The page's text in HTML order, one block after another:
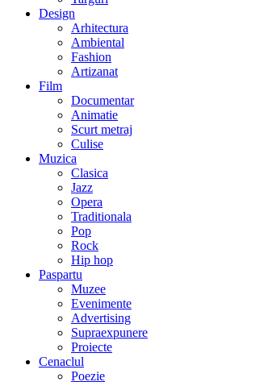
Design
Arhitectura
Ambiental
Fashion
Artizanat
Film
Documentar
Animatie
Scurt metraj
Culise
Muzica
Clasica
Jazz
Opera
Traditionala
Pop
Rock
Hip hop
Paspartu
Muzee
Evenimente
Advertising
Supraexpunere
Proiecte
Cenaclul
Poezie